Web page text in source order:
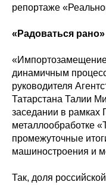
репортаже
«Радоваться рано»
динамичным
руководителя
Татарстана Талии
заседании в рамках
металлообработке
промежуточные
машиностроения и
Так, доля